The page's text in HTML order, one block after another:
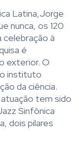
Latina,Jorge
nunca, os 120
à
é
exterior. O
instituto
da ciência.
tem sido
Sinfônica
dois pilares